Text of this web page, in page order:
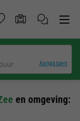
Aanpassen
en omgeving: